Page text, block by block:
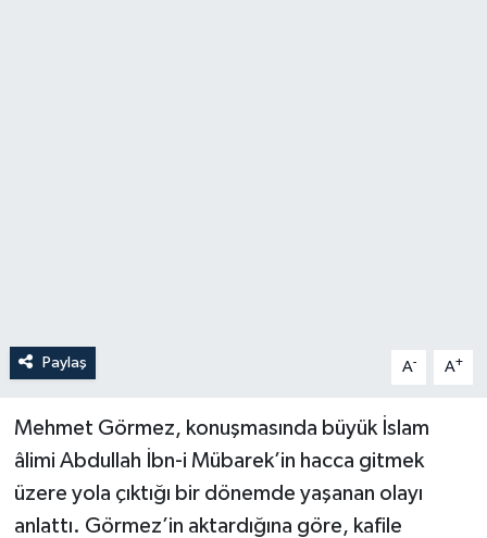
Paylaş A- A+
Mehmet Görmez, konuşmasında büyük İslam
âlimi Abdullah İbn-i Mübarek’in hacca gitmek
üzere yola çıktığı bir dönemde yaşanan olayı
anlattı. Görmez’in aktardığına göre, kafile